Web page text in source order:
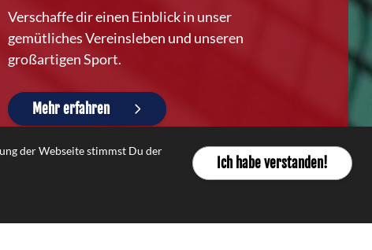
Verschaffe dir einen Einblick in unser
gemütliches Vereinsleben und unseren
großartigen Sport.
Mehr erfahren
Ich habe verstanden!
der Webseite stimmst Du der